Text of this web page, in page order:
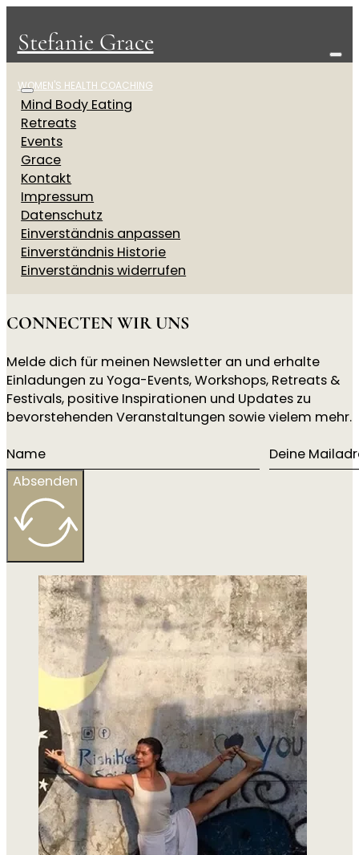
Stefanie Grace
WOMEN'S HEALTH COACHING
Mind Body Eating
Retreats
Events
Grace
Kontakt
Impressum
Datenschutz
Einverständnis anpassen
Einverständnis Historie
Einverständnis widerrufen
CONNECTEN WIR UNS
Melde dich für meinen Newsletter an und erhalte
Einladungen zu Yoga-Events, Workshops, Retreats &
Festivals, positive Inspirationen und Updates zu
bevorstehenden Veranstaltungen sowie vielem mehr.
Absenden